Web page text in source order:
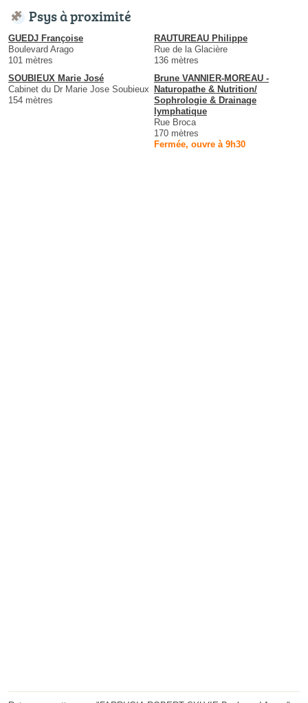
Psys à proximité
GUEDJ Françoise
Boulevard Arago
101 mètres
RAUTUREAU Philippe
Rue de la Glacière
136 mètres
SOUBIEUX Marie José
Cabinet du Dr Marie Jose Soubieux
154 mètres
Brune VANNIER-MOREAU -
Naturopathe & Nutrition/
Sophrologie & Drainage
lymphatique
Rue Broca
170 mètres
Fermée, ouvre à 9h30